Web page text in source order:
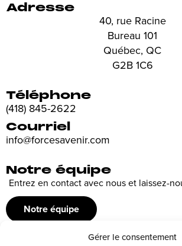
Gérer le consentement
Adresse
40, rue Racine
Bureau 101
Québec, QC
G2B 1C6
Téléphone
(418) 845-2622
Courriel
info@forcesavenir.com
Notre équipe
Entrez en contact avec nous et laissez-
Notre équipe